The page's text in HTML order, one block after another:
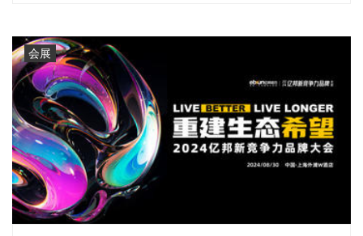
会展